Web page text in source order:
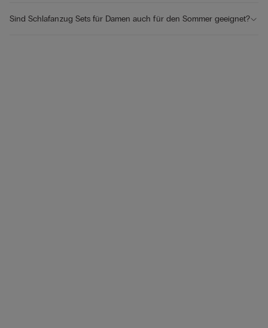
Sind Schlafanzug Sets für Damen auch für den Sommer geeignet?